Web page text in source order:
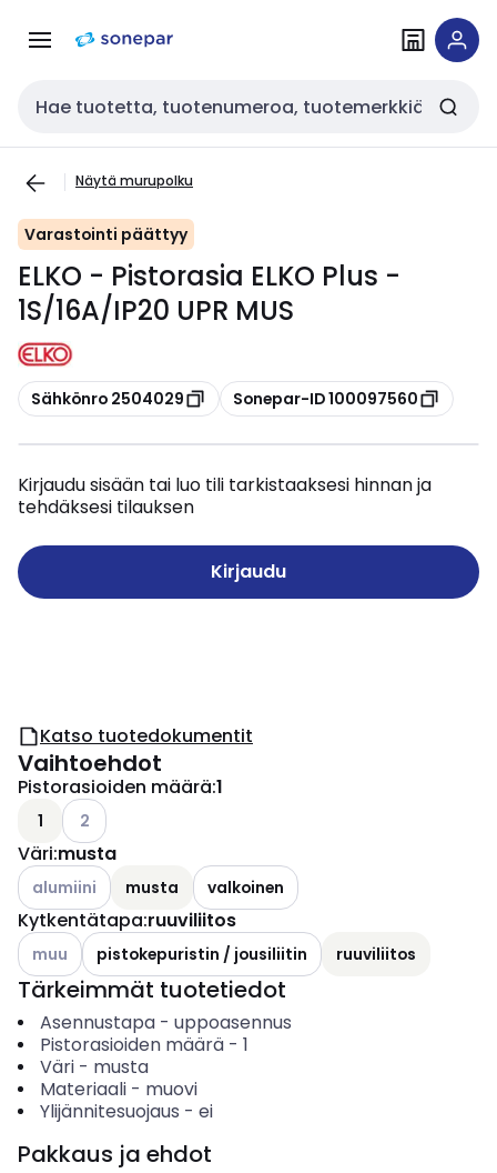
navigointiinsisältöön
Haku
Näytä murupolku
Varastointi päättyy
ELKO - Pistorasia ELKO Plus -
1S/16A/IP20 UPR MUS
Kopioi
Sähkönro 2504029 Kopioi
Sonepar-ID 100097560
Kirjaudu sisään tai luo tili tarkistaaksesi hinnan ja
tehdäksesi tilauksen
Kirjaudu
Katso tuotedokumentit
Vaihtoehdot
Pistorasioiden määrä:1
1 Katso käytettävissä olevat vaihtoehdot
2
Väri:musta
Katso käytettävissä olevat vaihtoehdot
alumiini musta valkoinen
Kytkentätapa:ruuviliitos
Katso käytettävissä olevat vaihtoehdot
muu pistokepuristin / jousiliitin ruuviliitos
Tärkeimmät tuotetiedot
Asennustapa- uppoasennus
Pistorasioiden määrä- 1
Väri- musta
Materiaali- muovi
Ylijännitesuojaus - ei
Pakkaus ja ehdot